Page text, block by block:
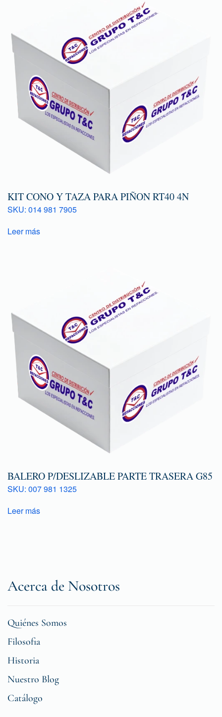
KIT CONO Y TAZA PARA PIÑON RT40 4N
SKU: 014 981 7905
Leer más
BALERO P/DESLIZABLE PARTE TRASERA G85
SKU: 007 981 1325
Leer más
Acerca de Nosotros
Quiénes Somos
Filosofia
Historia
Nuestro Blog
Catálogo